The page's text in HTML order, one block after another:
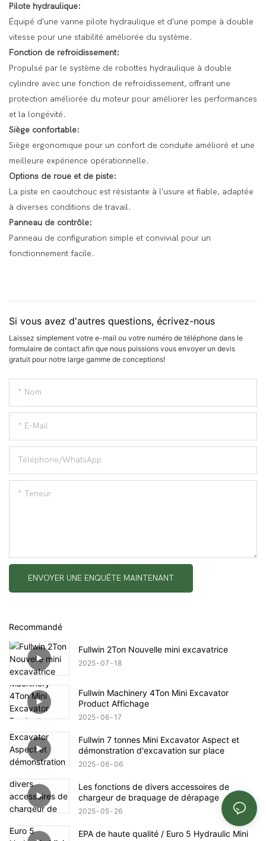
Pilote hydraulique:
Équipé d'une vanne pilote hydraulique et d'une pompe à double
vitesse pour une stabilité améliorée du système.
Fonction de refroidissement:
Propulsé par le système de robottes hydraulique à double
cylindre avec une fonction de refroidissement, offrant une
protection améliorée du moteur pour améliorer les performances
et la longévité.
Siège confortable:
Siège ergonomique pour un confort de conduite amélioré et une
meilleure expérience opérationnelle.
Options de roue et de piste:
La piste en caoutchouc est résistante à l'usure et fiable, adaptée
à diverses conditions de travail.
Panneau de contrôle:
Panneau de configuration simple et convivial pour un
fonctionnement facile.
Si vous avez d'autres questions, écrivez-nous
Laissez simplement votre e-mail ou votre numéro de téléphone dans le
formulaire de contact afin que nous puissions vous envoyer un devis
gratuit pour notre large gamme de conceptions!
Nom
E-Mail
Téléphone/WhatsApp
Teneur
ENVOYER UNE ENQUÊTE MAINTENANT
Recommandé
Fullwin 2Ton Nouvelle mini excavatrice
2025 07 18
Fullwin Machinery 4Ton Mini Excavator
Product Affichage
2025 06 17
Fullwin 7 tonnes Mini Excavator Aspect et
démonstration d'excavation sur place
2025 06 06
Les fonctions de divers accessoires de
chargeur de braquage de dérapage
2025 05 26
EPA de haute qualité / Euro 5 Hydraulic Mini